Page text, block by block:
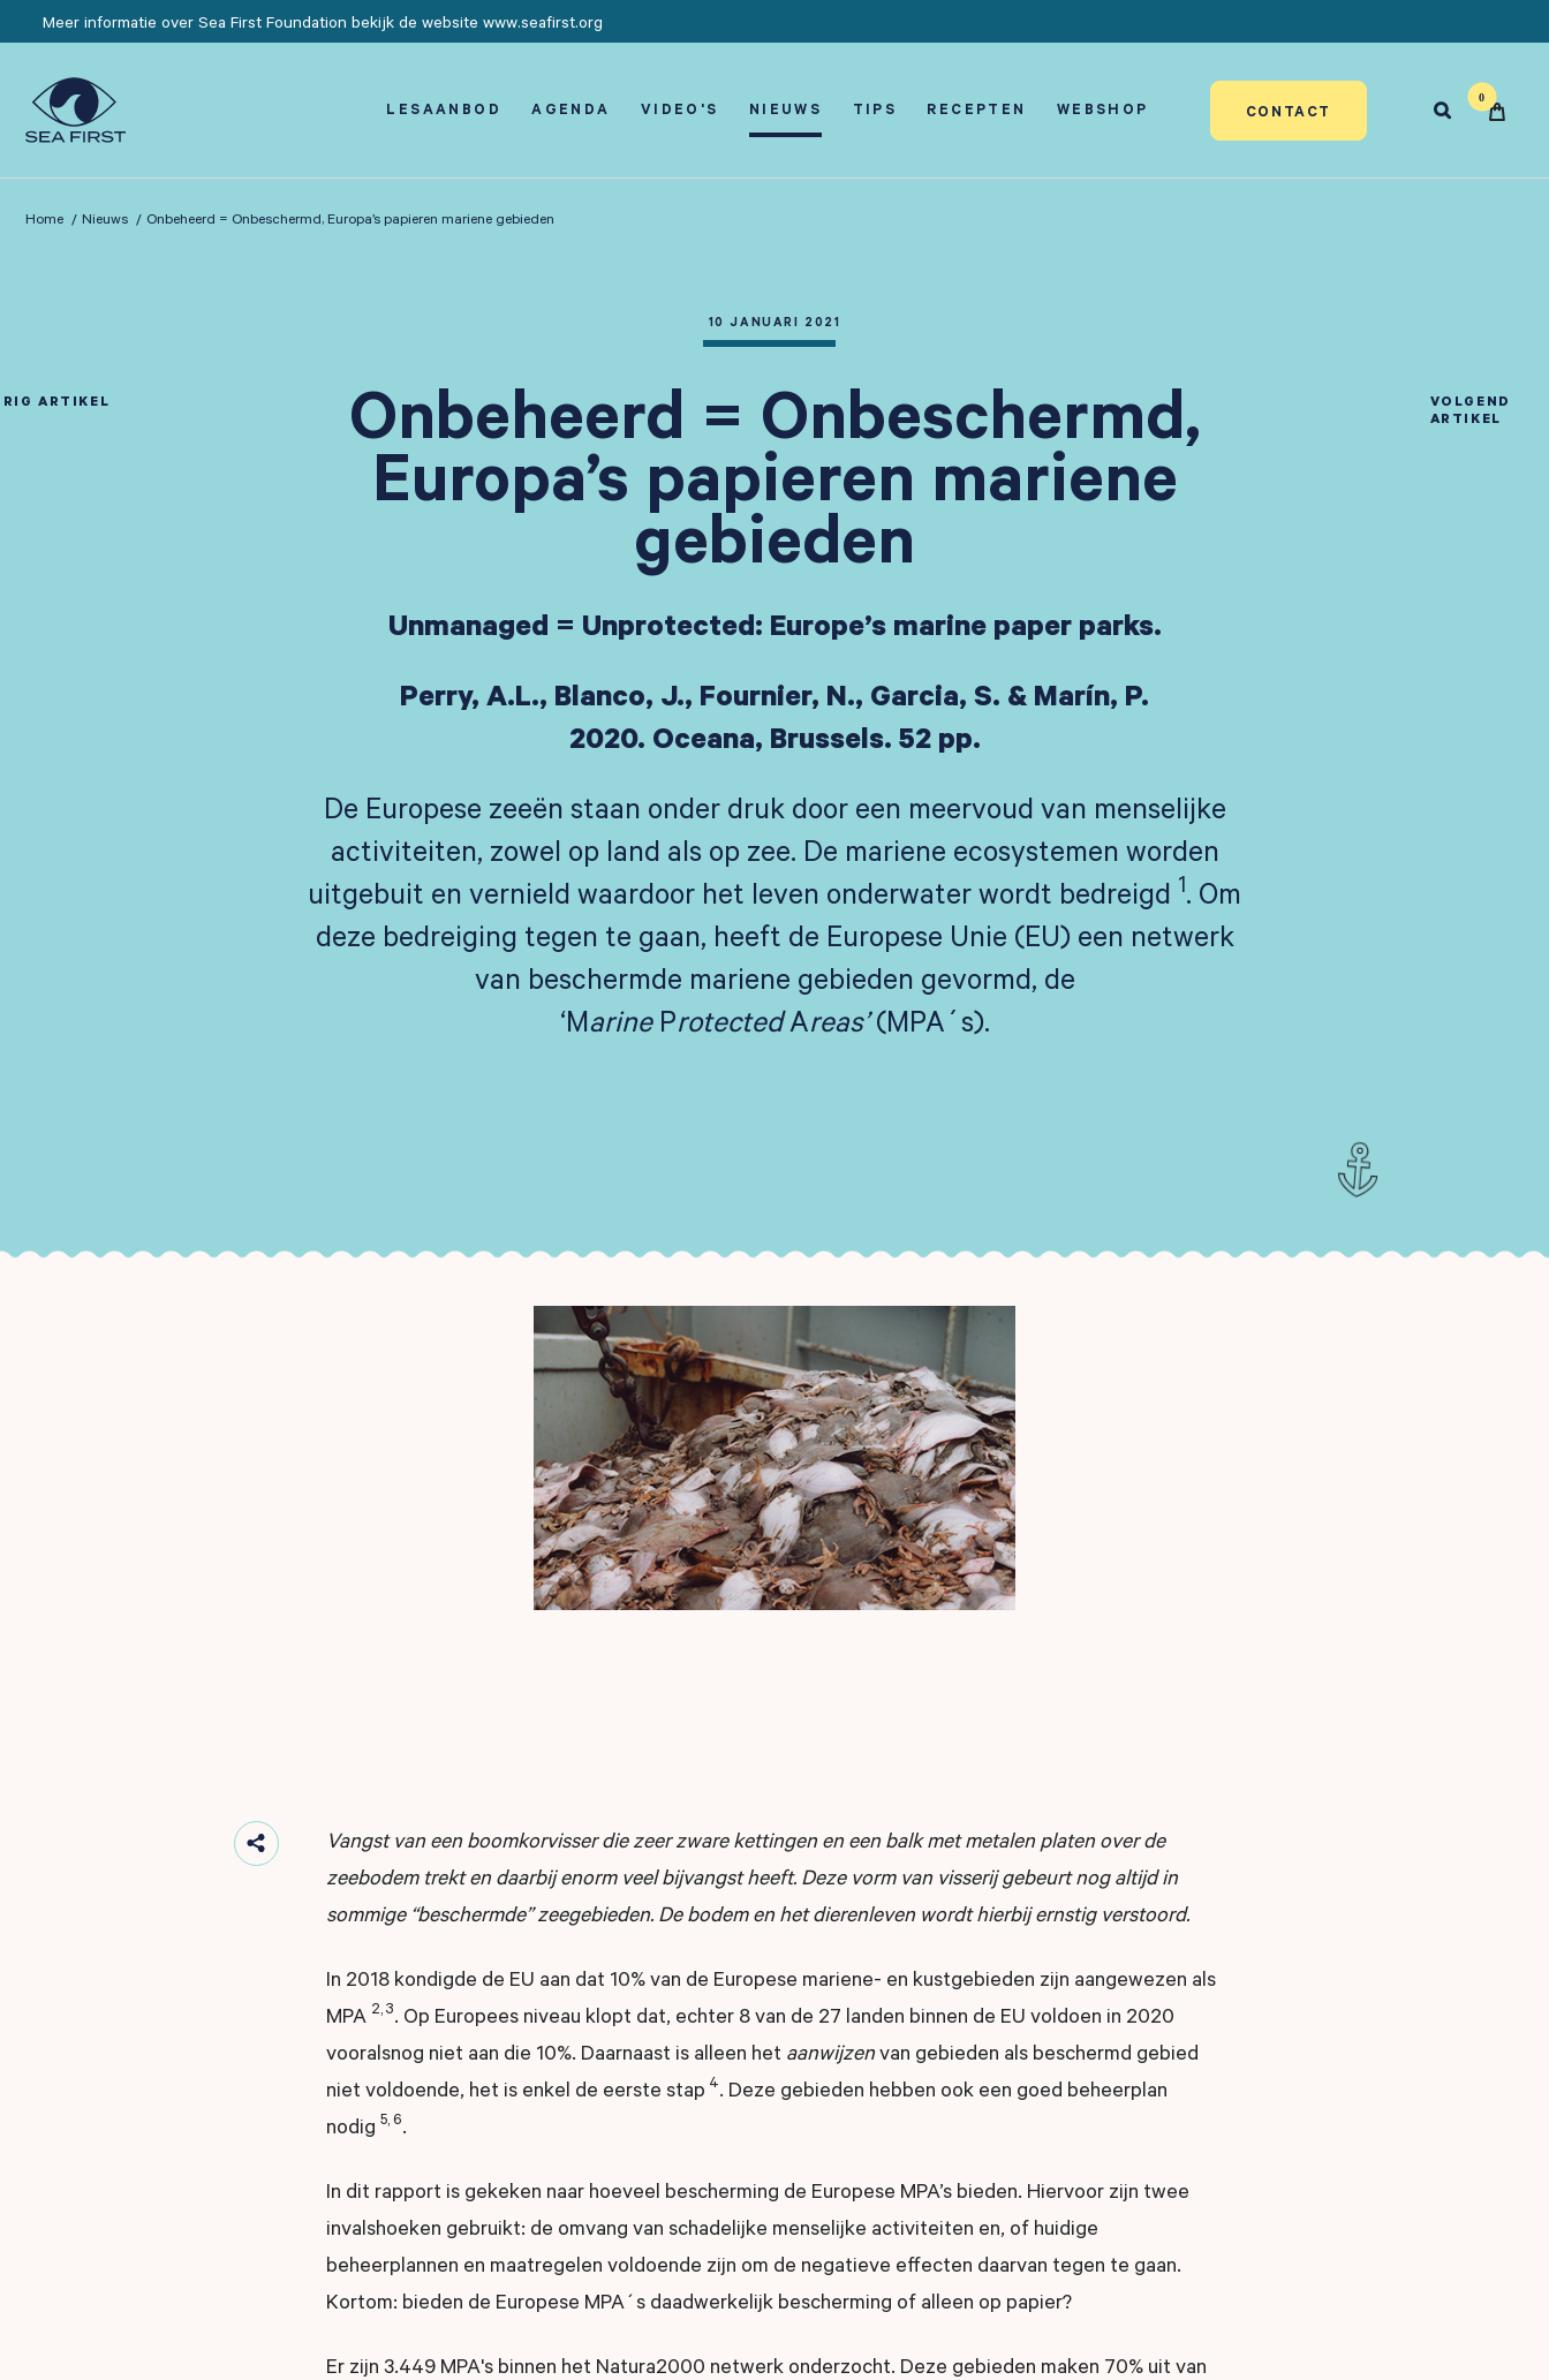
Meer informatie over Sea First Foundation bekijk de website www.seafirst.org
LESAANBOD AGENDA VIDEO'S NIEUWS TIPS RECEPTEN WEBSHOP CONTACT 
Home Nieuws Onbeheerd = Onbeschermd, Europa’s papieren mariene gebieden
10 JANUARI 2021
Onbeheerd = Onbeschermd,
Europa’s papieren mariene
gebieden
Unmanaged = Unprotected: Europe’s marine paper parks.
Perry, A.L., Blanco, J., Fournier, N., Garcia, S. & Marín, P.
2020. Oceana, Brussels. 52 pp.
De Europese zeeën staan onder druk door een meervoud van menselijke
activiteiten, zowel op land als op zee. De mariene ecosystemen worden
uitgebuit en vernield waardoor het leven onderwater wordt bedreigd 1. Om
deze bedreiging tegen te gaan, heeft de Europese Unie (EU) een netwerk
van beschermde mariene gebieden gevormd, de
‘MarineProtectedAreas’(MPA´s).
ARTIKEL
VOLGEND
ARTIKEL
Vangst van een boomkorvisser die zeer zware kettingen en een balk met metalen platen over de
zeebodem trekt en daarbij enorm veel bijvangst heeft. Deze vorm van visserij gebeurt nog altijd in
sommige “beschermde” zeegebieden. De bodem en het dierenleven wordt hierbij ernstig verstoord.
In 2018 kondigde de EU aan dat 10% van de Europese mariene- en kustgebieden zijn aangewezen als
MPA 2, 3. Op Europees niveau klopt dat, echter 8 van de 27 landen binnen de EU voldoen in 2020
vooralsnog niet aan die 10%. Daarnaast is alleen het aanwijzenvan gebieden als beschermd gebied
niet voldoende, het is enkel de eerste stap 4. Deze gebieden hebben ook een goed beheerplan
nodig 5, 6.
In dit rapport is gekeken naar hoeveel bescherming de Europese MPA’s bieden. Hiervoor zijn twee
invalshoeken gebruikt: de omvang van schadelijke menselijke activiteiten en, of huidige
beheerplannen en maatregelen voldoende zijn om de negatieve effecten daarvan tegen te gaan.
Kortom: bieden de Europese MPA´s daadwerkelijk bescherming of alleen op papier?
Er zijn 3.449 MPA's binnen het Natura2000 netwerk onderzocht. Deze gebieden maken 70% uit van